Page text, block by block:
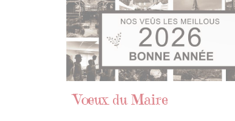
Vœux du Maire